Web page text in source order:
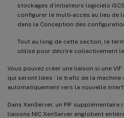
stockages d’initiateurs logiciels
configurer le multi-accès au lieu de
dans la Conception des
Tout au long de cette section, le
utilisé pour décrire collectivement le
Vous pouvez créer une liaison si une
qui seront liées : le trafic de la machine
automatiquement vers la nouvelle
Dans XenServer, un PIF supplémentaire
liaisons NIC XenServer englobent